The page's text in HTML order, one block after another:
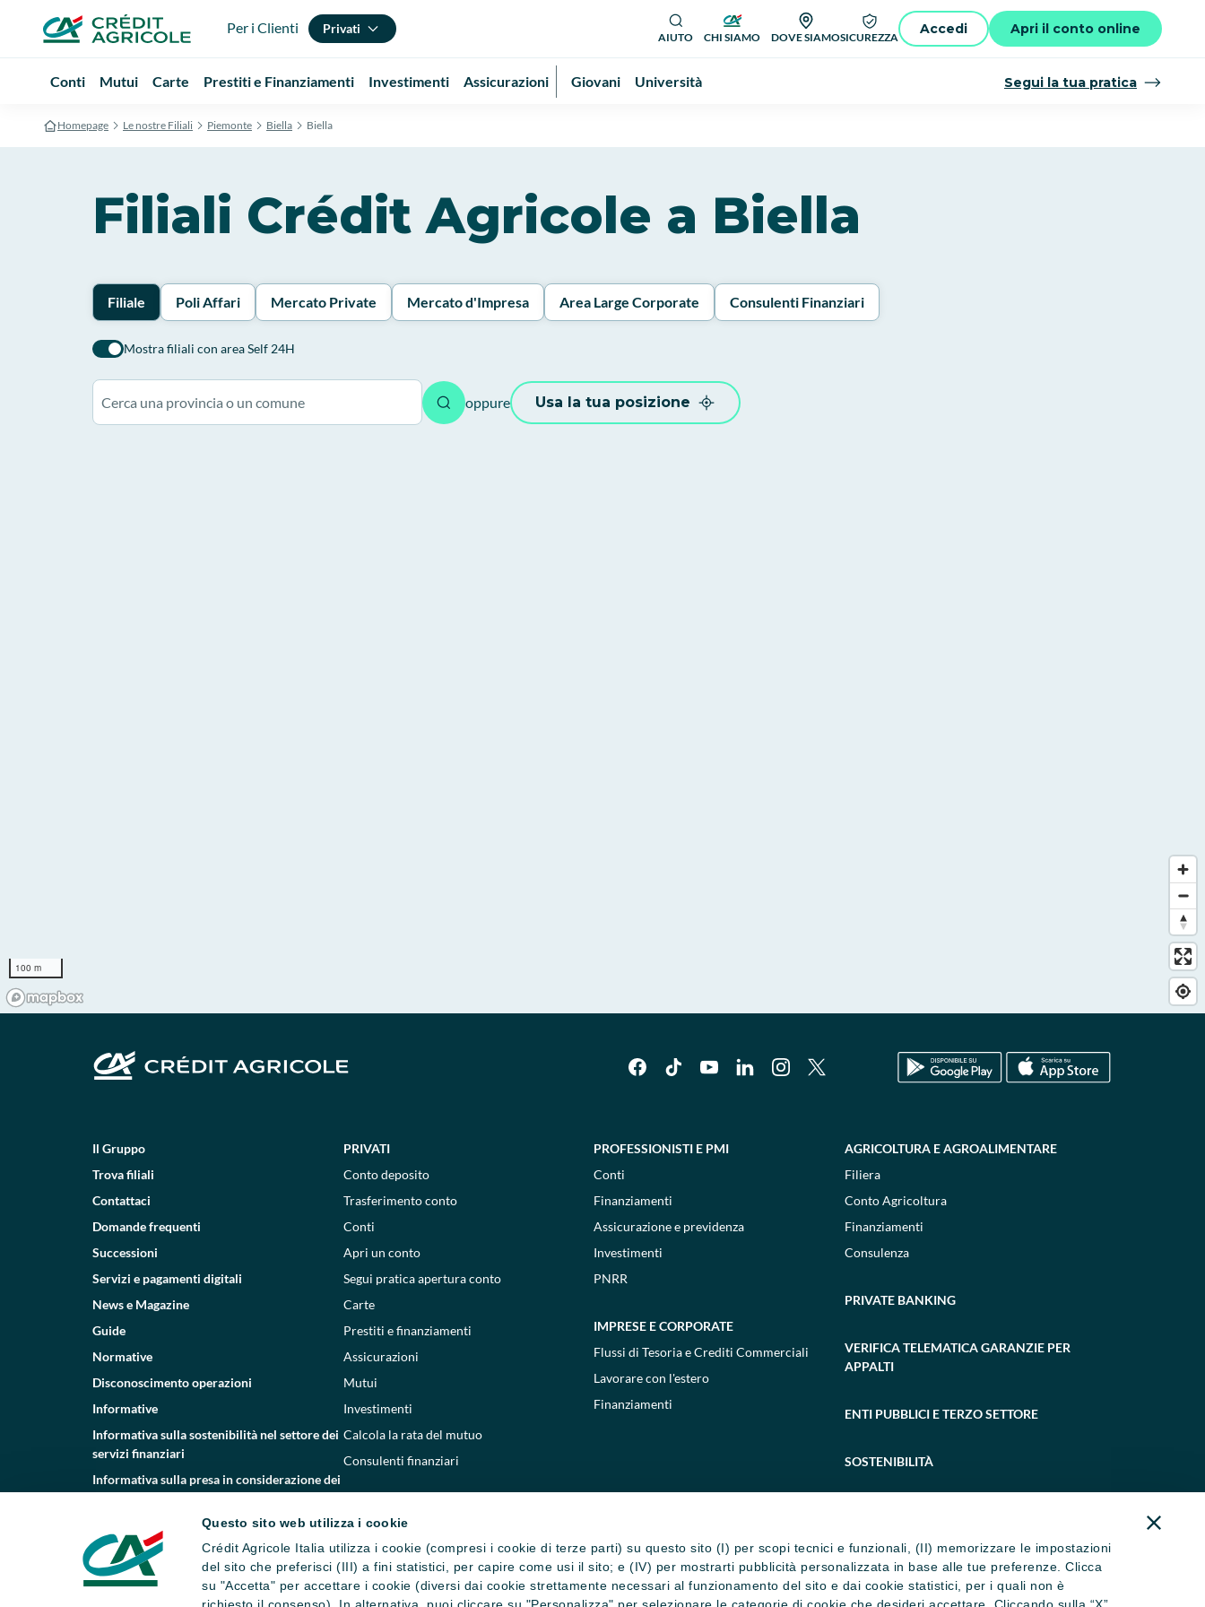
Questo sito web utilizza i cookie
Crédit Agricole Italia utilizza i cookie (compresi i cookie di terze parti) su questo sito (I) per scopi tecnici e funzionali, (II) memorizzare le impostazioni
del sito che preferisci (III) a fini statistici, per capire come usi il sito; e (IV) per mostrarti pubblicità personalizzata in base alle tue preferenze. Clicca
su "Accetta" per accettare i cookie (diversi dai cookie strettamente necessari al funzionamento del sito e dai cookie statistici, per i quali non è
Per i Clienti Privati
AIUTO CHI SIAMO DOVE SIAMOSICUREZZA
Accedi Apri il conto online
Conti Mutui Carte Prestiti e Finanziamenti Investimenti Assicurazioni Giovani Università Segui la tua pratica
Homepage Le nostre Filiali Piemonte Biella Biella
Filiali Crédit Agricole a Biella
Filiale Poli Affari Mercato Private Mercato d'Impresa Area Large Corporate Consulenti Finanziari
Mostra filiali con area Self 24H
oppure Usa la tua posizione
100 m
Il Gruppo
Trova filiali
Contattaci
Domande frequenti
Successioni
Servizi e pagamenti digitali
News e Magazine
Guide
Normative
Disconoscimento operazioni
Informative
Informativa sulla sostenibilità nel settore dei
servizi finanziari
Informativa sulla presa in considerazione dei
Whistleblowing
PRIVATI
Conto deposito
Trasferimento conto
Conti
Apri un conto
Segui pratica apertura conto
Carte
Prestiti e finanziamenti
Assicurazioni
Mutui
Investimenti
Calcola la rata del mutuo
Consulenti finanziari
PROFESSIONISTI E PMI
Conti
Finanziamenti
Assicurazione e previdenza
Investimenti
PNRR
IMPRESE E CORPORATE
Flussi di Tesoria e Crediti Commerciali
Lavorare con l'estero
Finanziamenti
AGRICOLTURA E AGROALIMENTARE
Filiera
Conto Agricoltura
Finanziamenti
Consulenza
PRIVATE BANKING
VERIFICA TELEMATICA GARANZIE PER
APPALTI
ENTI PUBBLICI E TERZO SETTORE
SOSTENIBILITÀ